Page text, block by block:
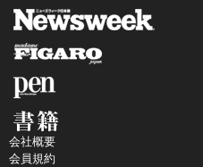
会社概要
会員規約